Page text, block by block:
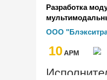
Разработка
"1С:Управление
логистической
ООО
10AРМ